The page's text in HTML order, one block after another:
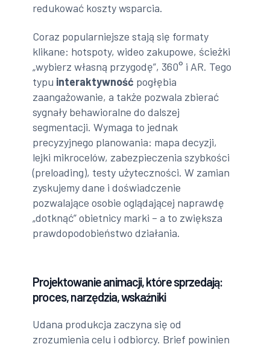
redukować koszty wsparcia.
Coraz popularniejsze stają się formaty
klikane: hotspoty, wideo zakupowe, ścieżki
„wybierz własną przygodę”, 360° i AR. Tego
typu interaktywność pogłębia
zaangażowanie, a także pozwala zbierać
sygnały behawioralne do dalszej
segmentacji. Wymaga to jednak
precyzyjnego planowania: mapa decyzji,
lejki mikrocelów, zabezpieczenia szybkości
(preloading), testy użyteczności. W zamian
zyskujemy dane i doświadczenie
pozwalające osobie oglądającej naprawdę
„dotknąć” obietnicy marki – a to zwiększa
prawdopodobieństwo działania.
Projektowanie animacji, które sprzedają:
proces, narzędzia, wskaźniki
Udana produkcja zaczyna się od
zrozumienia celu i odbiorcy. Brief powinien